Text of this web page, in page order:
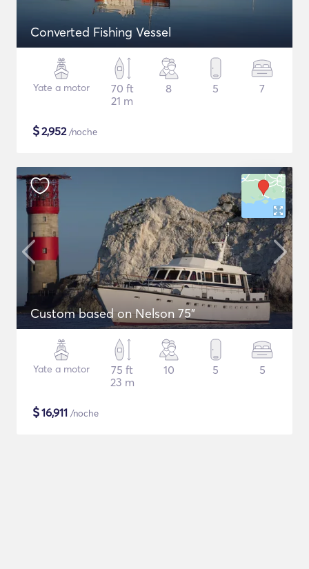
Converted Fishing Vessel
Yate a motor
70 ft
21 m
8 5 7
$2,952/noche
Custom based on Nelson 75"
Yate a motor
75 ft
23 m
10 5 5
$16,911 /noche